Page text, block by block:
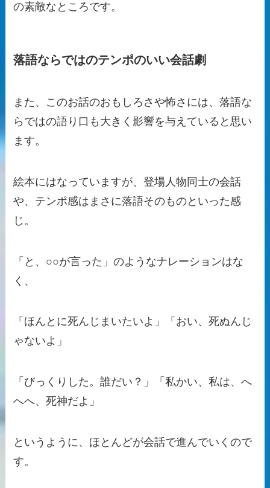
の素敵なところです。
落語ならではのテンポのいい会話劇
また、このお話のおもしろさや怖さには、落語な
らではの語り口も大きく影響を与えていると思い
ます。
絵本にはなっていますが、登場人物同士の会話
や、テンポ感はまさに落語そのものといった感
じ。
「と、○○が言った」のようなナレーションはな
く、
「ほんとに死んじまいたいよ」「おい、死ぬんじ
ゃないよ」
「びっくりした。誰だい？」「私かい、私は、へ
へへ、死神だよ」
というように、ほとんどが会話で進んでいくので
す。